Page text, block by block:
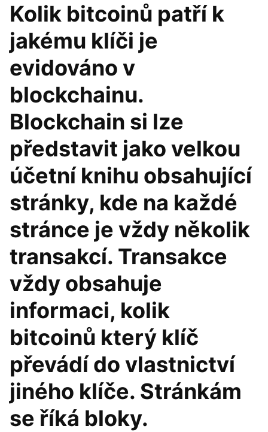
Kolik bitcoinů patří k
jakému klíči je
evidováno v
blockchainu.
Blockchain si lze
představit jako velkou
účetní knihu obsahující
stránky, kde na každé
stránce je vždy několik
transakcí. Transakce
vždy obsahuje
informaci, kolik
bitcoinů který klíč
převádí do vlastnictví
jiného klíče. Stránkám
se říká bloky.